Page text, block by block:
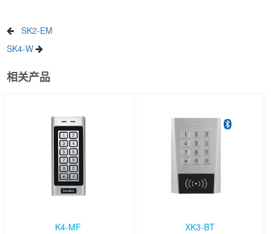
SK2-EM
SK4-W
相关产品
K4-MF XK3-BT